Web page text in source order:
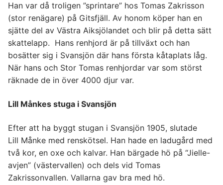
Han var då troligen ”sprintare” hos Tomas Zakrisson
(stor renägare) på Gitsfjäll. Av honom köper han en
sjätte del av Västra Aiksjölandet och blir på detta sätt
skattelapp. Hans renhjord är på tillväxt och han
bosätter sig i Svansjön där hans första kåtaplats låg.
När hans och Stor Tomas renhjordar var som störst
räknade de in över 4000 djur var.
Lill Månkes stuga i Svansjön
Efter att ha byggt stugan i Svansjön 1905, slutade
Lill Månke med renskötsel. Han hade en ladugård med
två kor, en oxe och kalvar. Han bärgade hö på “Jielle-
avjen” (västervallen) och dels vid Tomas
Zakrissonvallen. Vallarna gav bra med hö.